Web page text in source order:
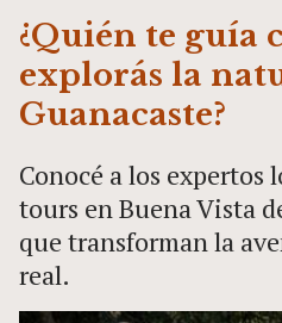
¿Quién te guía
explorás la
Guanacaste?
Conocé a los expertos
tours en Buena Vista
que transforman la
real.